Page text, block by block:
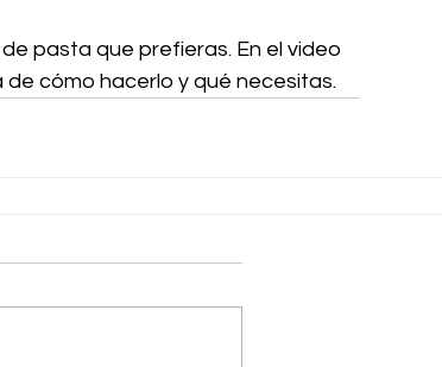
pasta que prefieras. En el video
cómo hacerlo y qué necesitas.